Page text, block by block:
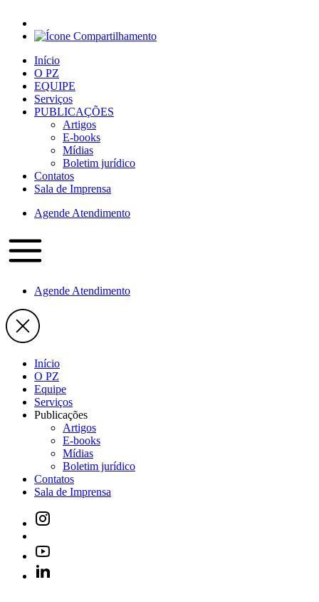
Início
O PZ
EQUIPE
Serviços
PUBLICAÇÕES
Artigos
E-books
Mídias
Boletim jurídico
Contatos
Sala de Imprensa
Agende Atendimento
Agende Atendimento
Início
O PZ
Equipe
Serviços
Publicações
Artigos
E-books
Mídias
Boletim jurídico
Contatos
Sala de Imprensa